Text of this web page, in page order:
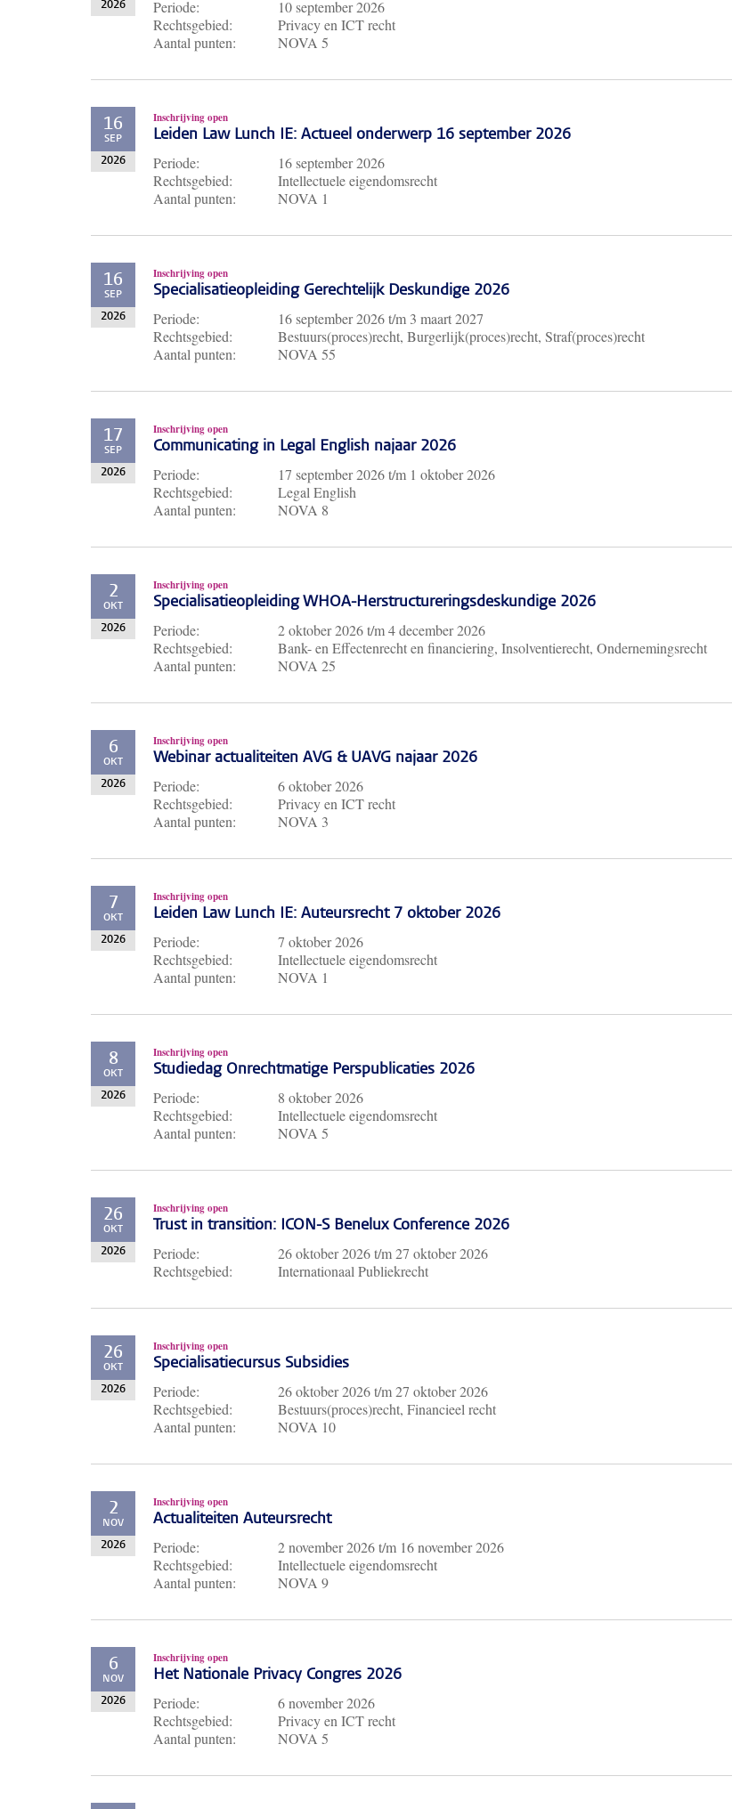
2026 Periode:
10 september 2026
Rechtsgebied:
Privacy en ICT recht
Aantal punten:
NOVA 5
16
SEP
2026
Inschrijving open
Leiden Law Lunch IE: Actueel onderwerp 16 september 2026
Periode:
16 september 2026
Rechtsgebied:
Intellectuele eigendomsrecht
Aantal punten:
NOVA 1
16
SEP
2026
Inschrijving open
Specialisatieopleiding Gerechtelijk Deskundige 2026
Periode: 16 september 2026t/m 3 maart 2027
Rechtsgebied:
Bestuurs(proces)recht, Burgerlijk(proces)recht, Straf(proces)recht
Aantal punten:
NOVA 55
17
SEP
2026
Inschrijving open
Communicating in Legal English najaar 2026
Periode: 17 september 2026t/m 1 oktober 2026
Rechtsgebied:
Legal English
Aantal punten:
NOVA 8
2
OKT
2026
Inschrijving open
Specialisatieopleiding WHOA-Herstructureringsdeskundige 2026
Periode: 2 oktober 2026t/m4 december 2026
Rechtsgebied:
Bank- en Effectenrecht en financiering, Insolventierecht, Ondernemingsrecht
Aantal punten:
NOVA 25
6
OKT
2026
Inschrijving open
Webinar actualiteiten AVG & UAVG najaar 2026
Periode:
6 oktober 2026
Rechtsgebied:
Privacy en ICT recht
Aantal punten:
NOVA 3
7
OKT
2026
Inschrijving open
Leiden Law Lunch IE: Auteursrecht 7 oktober 2026
Periode:
7 oktober 2026
Rechtsgebied:
Intellectuele eigendomsrecht
Aantal punten:
NOVA 1
8
OKT
2026
Inschrijving open
Studiedag Onrechtmatige Perspublicaties 2026
Periode:
8 oktober 2026
Rechtsgebied:
Intellectuele eigendomsrecht
Aantal punten:
NOVA 5
26
OKT
2026
Inschrijving open
Trust in transition: ICON-S Benelux Conference 2026
Periode: 26 oktober 2026t/m27 oktober 2026
Rechtsgebied:
Internationaal Publiekrecht
26
OKT
2026
Inschrijving open
Specialisatiecursus Subsidies
Periode: 26 oktober 2026t/m27 oktober 2026
Rechtsgebied:
Bestuurs(proces)recht, Financieel recht
Aantal punten:
NOVA 10
2
NOV
2026
Inschrijving open
Actualiteiten Auteursrecht
Periode: 2 november 2026t/m 16 november 2026
Rechtsgebied:
Intellectuele eigendomsrecht
Aantal punten:
NOVA 9
6
NOV
2026
Inschrijving open
Het Nationale Privacy Congres 2026
Periode:
6 november 2026
Rechtsgebied:
Privacy en ICT recht
Aantal punten:
NOVA 5